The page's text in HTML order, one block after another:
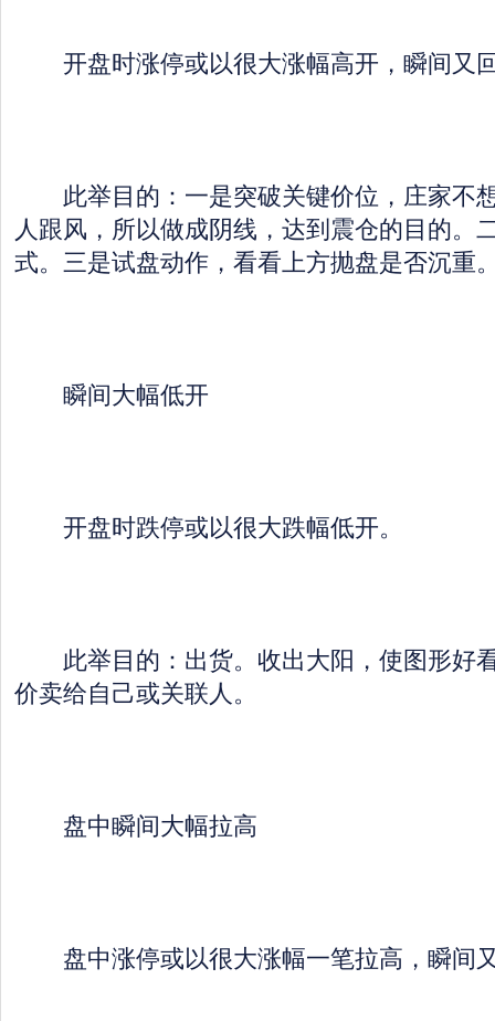
开盘时涨停或以很大涨幅高开，瞬间又
此举目的：一是突破关键价位，庄家不
人跟风，所以做成阴线，达到震仓的目的。
式。三是试盘动作，看看上方抛盘是否沉重
瞬间大幅低开
开盘时跌停或以很大跌幅低开。
此举目的：出货。收出大阳，使图形好
价卖给自己或关联人。
盘中瞬间大幅拉高
盘中涨停或以很大涨幅一笔拉高，瞬间